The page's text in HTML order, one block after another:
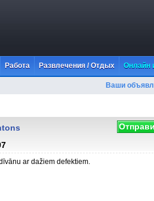
Работа Развлечения / Отдых Онлайн
Ваши
ar dažiem defektiem.